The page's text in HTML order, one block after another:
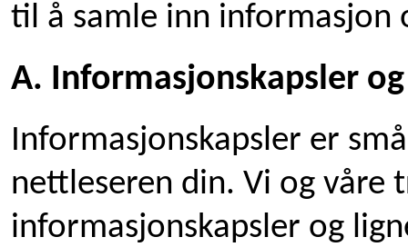
til å samle inn informasjon
A. Informasjonskapsler
Informasjonskapsler er
nettleseren din. Vi og
informasjonskapsler og